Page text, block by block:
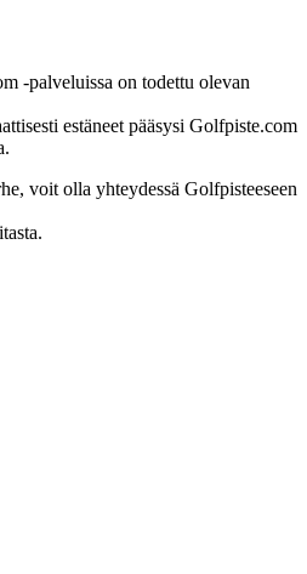
-palveluissa on todettu olevan
estäneet pääsysi Golfpiste.com
voit olla yhteydessä Golfpisteeseen